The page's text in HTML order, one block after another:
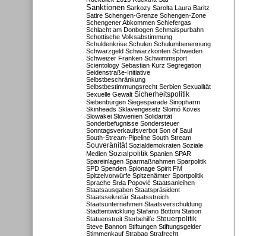
Sanktionen Sarkozy Sarolta Laura Baritz
Satire Schengen-Grenze Schengen-Zone
Schengener Abkommen Schiefergas
Schlacht am Donbogen Schmalspurbahn
Schottische Volksabstimmung
Schuldenkrise Schulen Schulumbenennung
Schwarzgeld Schwarzkonten Schweden
Schweizer Franken Schwimmsport
Scientology Sebastian Kurz Segregation
Seidenstraße-Initiative
Selbstbeschränkung
Selbstbestimmungsrecht Serbien Sexualität
Sexuelle Gewalt Sicherheitspolitik
Siebenbürgen Siegesparade Sinopharm
Skinheads Sklavengesetz Slomó Köves
Slowakei Slowenien Solidarität
Sonderbefugnisse Sondersteuer
Sonntagsverkaufsverbot Son of Saul
South-Stream-Pipeline South Stream
Souveränität Sozialdemokraten Soziale
Medien Sozialpolitik Spanien SPAR
Spareinlagen Sparmaßnahmen Sparpolitik
SPD Spenden Spionage Spirit FM
Spitzelvorwürfe Spitzenämter Sportpolitik
Sprache Srđa Popović Staatsanleihen
Staatsausgaben Staatspräsident
Staatssekretär Staatsstreich
Staatsunternehmen Staatsverschuldung
Stadtentwicklung Stafano Bottoni Station
Statuenstreit Sterbehilfe Steuerpolitik
Steve Bannon Stiftungen Stiftungsgelder
Stimmenkauf Strabag Strafrecht